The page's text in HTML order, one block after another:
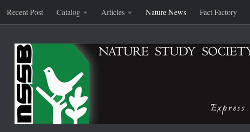
Skip to content
Recent Post Catalog Articles Nature News Fact Factory